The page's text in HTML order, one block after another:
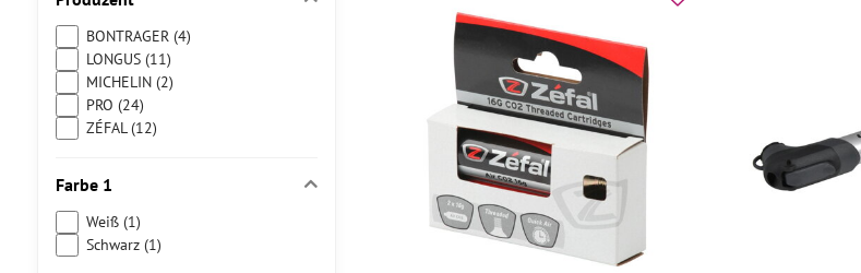
BONTRAGER (4)
LONGUS (11)
MICHELIN (2)
PRO (24)
ZÉFAL (12)
Farbe 1
Weiß (1)
Schwarz (1)